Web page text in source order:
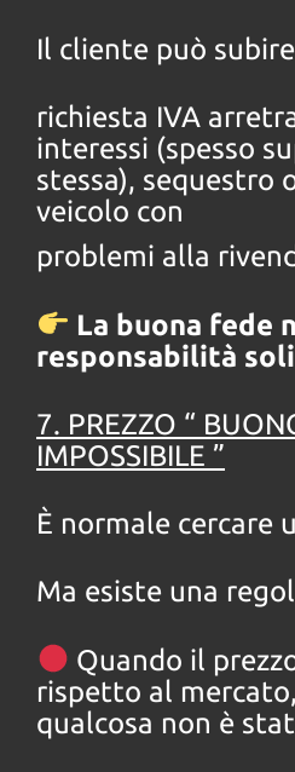
Il cliente può
richiesta IVA
interessi (spesso
stessa), sequestro
veicolo con
problemi alla
La buona fede
responsabilità
7. PREZZO “
IMPOSSIBILE ”
È normale cercare
Ma esiste una
Quando il
rispetto al
qualcosa non è